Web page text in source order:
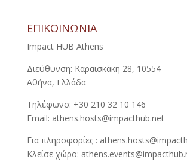
ΕΠΙΚΟΙΝΩΝΙΑ
Impact HUB Athens
Διεύθυνση: Καραϊσκάκη 28, 10554
Αθήνα, Ελλάδα
Τηλέφωνο: +30 210 32 10 146
Email: athens.hosts@impacthub.net
Για πληροφορίες :
Κλείσε χώρο: